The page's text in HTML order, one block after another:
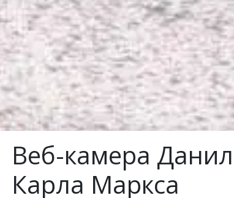
Веб-камера
Карла Маркса